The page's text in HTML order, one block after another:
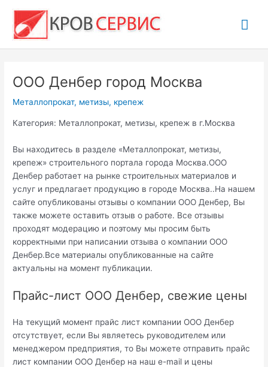
содержимому
ООО Денбер город Москва
Металлопрокат, метизы, крепеж
Категория: Металлопрокат, метизы, крепеж в г.Москва
Вы находитесь в разделе «Металлопрокат, метизы,
крепеж» строительного портала города Москва.ООО
Денбер работает на рынке строительных материалов и
услуг и предлагает продукцию в городе Москва..На нашем
сайте опубликованы отзывы о компании ООО Денбер, Вы
также можете оставить отзыв о работе. Все отзывы
проходят модерацию и поэтому мы просим быть
корректными при написании отзыва о компании ООО
Денбер.Все материалы опубликованные на сайте
актуальны на момент публикации.
Прайс-лист ООО Денбер, свежие цены
На текущий момент прайс лист компании ООО Денбер
отсутствует, если Вы являетесь руководителем или
менеджером предприятия, то Вы можете отправить прайс
лист компании ООО Денбер на наш e-mail и цены